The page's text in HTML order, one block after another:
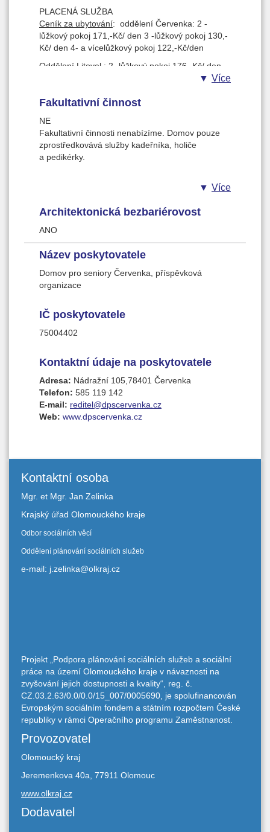
PLACENÁ SLUŽBA
Ceník za ubytování: oddělení Červenka: 2 -
lůžkový pokoj 171,-Kč/ den 3 -lůžkový pokoj 130,-
Kč/ den 4- a vícelůžkový pokoj 122,-Kč/den
Oddělení Litovel : 2 -lůžkový pokoj 176,-Kč/ den
Diabetická / D 9 I / 167,-Kč/den Diabetická šetřící /
164,-Kč/den Dietní / D 2 / 164,-Kč/den Normální /
D 3 / 162,-Kč/den
Více
Fakultativní činnost
NE
Fakultativní činnosti nenabízíme. Domov pouze
zprostředkovává služby kadeřníka, holiče
a pedikérky.
Více
Architektonická bezbariérovost
ANO
Název poskytovatele
Domov pro seniory Červenka, příspěvková
organizace
IČ poskytovatele
75004402
Kontaktní údaje na poskytovatele
Adresa: Nádražní 105,78401 Červenka
Telefon: 585 119 142
E-mail: reditel@dpscervenka.cz
Web: www.dpscervenka.cz
Kontaktní osoba
Mgr. et Mgr. Jan Zelinka
Krajský úřad Olomouckého kraje
Odbor sociálních věcí
Oddělení plánování sociálních služeb
e-mail: j.zelinka@olkraj.cz
Projekt „Podpora plánování sociálních služeb a sociální
práce na území Olomouckého kraje v návaznosti na
zvyšování jejich dostupnosti a kvality“, reg. č.
CZ.03.2.63/0.0/0.0/15_007/0005690, je spolufinancován
Evropským sociálním fondem a státním rozpočtem České
republiky v rámci Operačního programu Zaměstnanost.
Provozovatel
Olomoucký kraj
Jeremenkova 40a, 77911 Olomouc
www.olkraj.cz
Dodavatel